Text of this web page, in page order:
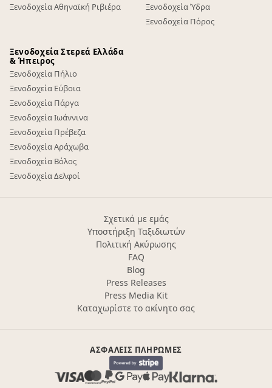
Ξενοδοχεία Αθηναϊκή Ριβιέρα
Ξενοδοχεία Ύδρα
Ξενοδοχεία Πόρος
Ξενοδοχεία Στερεά Ελλάδα
& Ήπειρος
Ξενοδοχεία Πήλιο
Ξενοδοχεία Εύβοια
Ξενοδοχεία Πάργα
Ξενοδοχεία Ιωάννινα
Ξενοδοχεία Πρέβεζα
Ξενοδοχεία Αράχωβα
Ξενοδοχεία Βόλος
Ξενοδοχεία Δελφοί
Σχετικά με εμάς
Υποστήριξη Ταξιδιωτών
Πολιτική Ακύρωσης
FAQ
Blog
Press Releases
Press Media Kit
Καταχωρίστε το ακίνητο σας
ΑΣΦΑΛΕΊΣ ΠΛΗΡΩΜΈΣ